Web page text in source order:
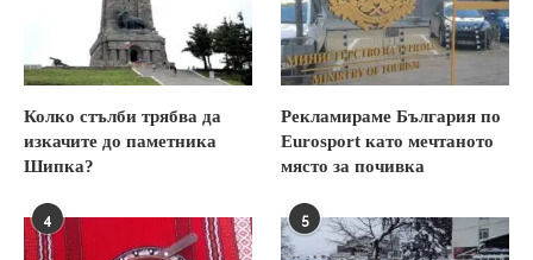
Колко стълби трябва да
изкачите до паметника
Шипка?
Рекламираме България по
Eurosport като мечтаното
място за почивка
4 5